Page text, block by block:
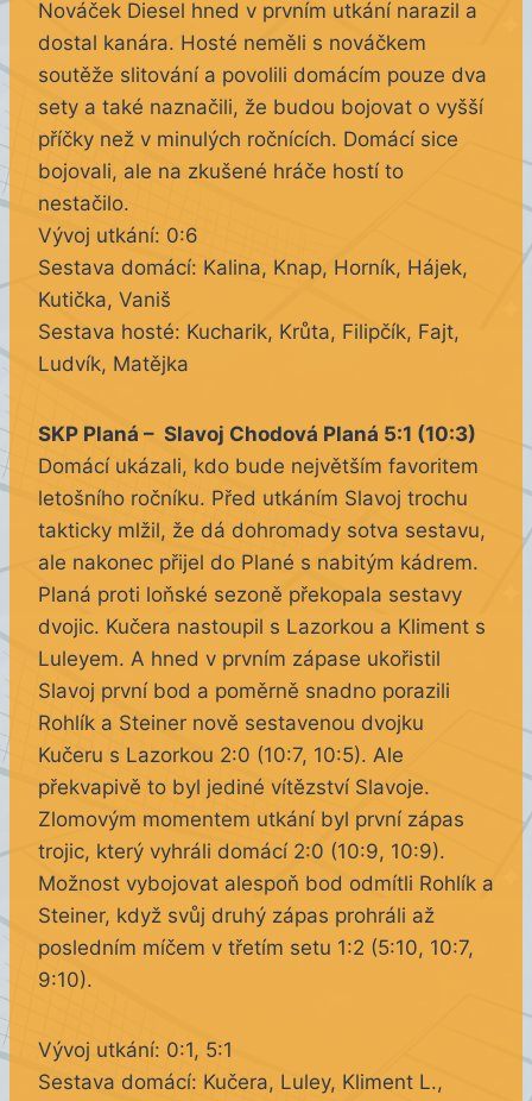
Nováček Diesel hned v prvním utkání narazil a
dostal kanára. Hosté neměli s nováčkem
soutěže slitování a povolili domácím pouze dva
sety a také naznačili, že budou bojovat o vyšší
příčky než v minulých ročnících. Domácí sice
bojovali, ale na zkušené hráče hostí to
nestačilo.
Vývoj utkání: 0:6
Sestava domácí: Kalina, Knap, Horník, Hájek,
Kutička, Vaniš
Sestava hosté: Kucharik, Krůta, Filipčík, Fajt,
Ludvík, Matějka
SKP Planá – Slavoj Chodová Planá 5:1 (10:3)
Domácí ukázali, kdo bude největším favoritem
letošního ročníku. Před utkáním Slavoj trochu
takticky mlžil, že dá dohromady sotva sestavu,
ale nakonec přijel do Plané s nabitým kádrem.
Planá proti loňské sezoně překopala sestavy
dvojic. Kučera nastoupil s Lazorkou a Kliment s
Luleyem. A hned v prvním zápase ukořistil
Slavoj první bod a poměrně snadno porazili
Rohlík a Steiner nově sestavenou dvojku
Kučeru s Lazorkou 2:0 (10:7, 10:5). Ale
překvapivě to byl jediné vítězství Slavoje.
Zlomovým momentem utkání byl první zápas
trojic, který vyhráli domácí 2:0 (10:9, 10:9).
Možnost vybojovat alespoň bod odmítli Rohlík a
Steiner, když svůj druhý zápas prohráli až
posledním míčem v třetím setu 1:2 (5:10, 10:7,
9:10).
Vývoj utkání: 0:1, 5:1
Sestava domácí: Kučera, Luley, Kliment L.,